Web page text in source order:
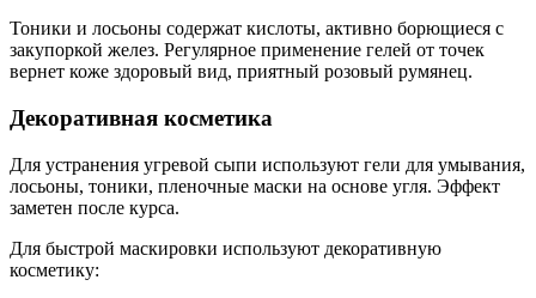
Тоники и лосьоны содержат кислоты, активно борющиеся с
закупоркой желез. Регулярное применение гелей от точек
вернет коже здоровый вид, приятный розовый румянец.
Декоративная косметика
Для устранения угревой сыпи используют гели для умывания,
лосьоны, тоники, пленочные маски на основе угля. Эффект
заметен после курса.
Для быстрой маскировки используют декоративную
косметику: